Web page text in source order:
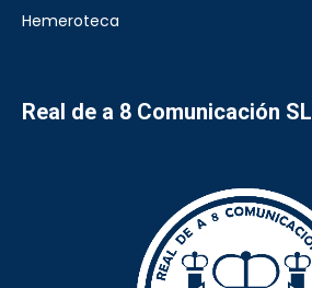
Hemeroteca
Real de a 8 Comunicación SL